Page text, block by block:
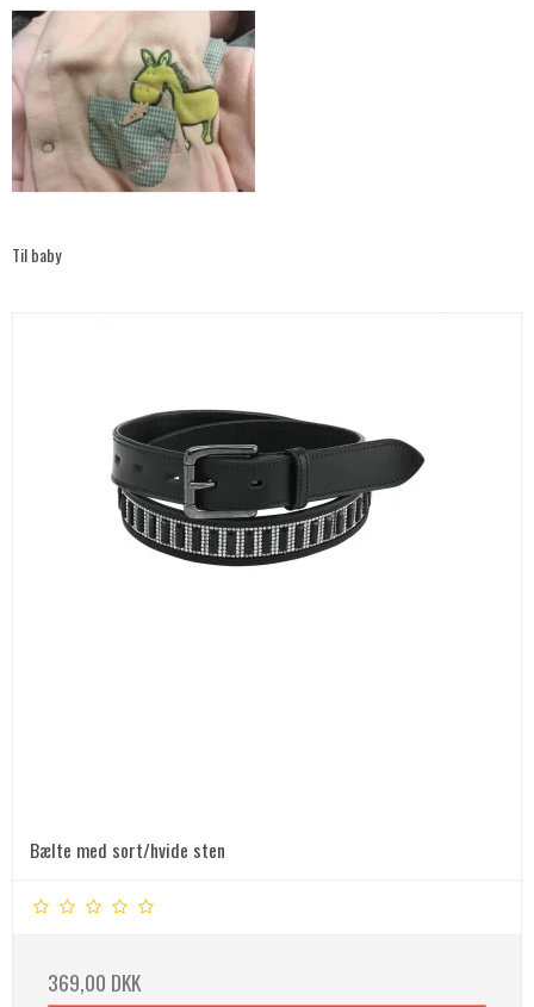
Til baby
Bælte med sort/hvide sten
369,00 DKK